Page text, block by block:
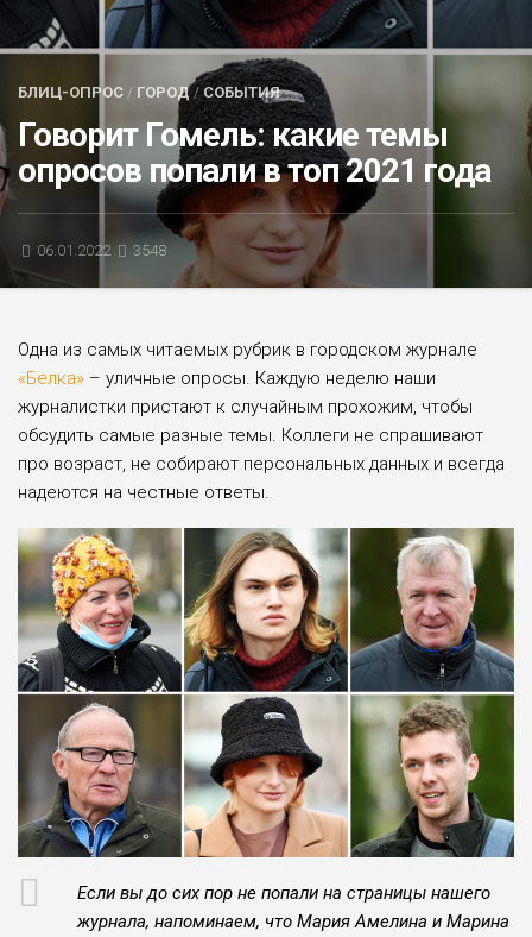
БЛИЦ-ОПРОС
АФИША
БЛИЦ-ОПРОС / ГОРОД/СОБЫТИЯ
Говорит Гомель: какие темы
опросов попали в топ 2021 года
06.01.2022 3548
Одна из самых читаемых рубрик в городском журнале
«Белка» – уличные опросы. Каждую неделю наши
журналистки пристают к случайным прохожим, чтобы
обсудить самые разные темы. Коллеги не спрашивают
про возраст, не собирают персональных данных и всегда
надеются на честные ответы.
Если вы до сих пор не попали на страницы нашего
журнала, напоминаем, что Мария Амелина и Марина